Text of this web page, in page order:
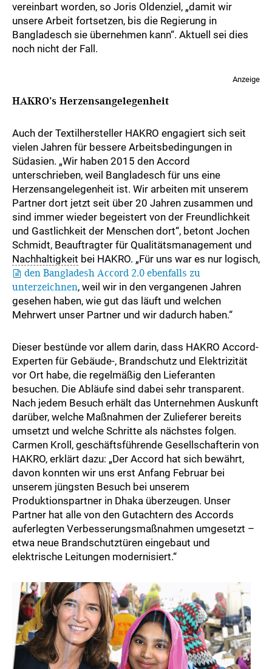
vereinbart worden, so Joris Oldenziel, „damit wir
unsere Arbeit fortsetzen, bis die Regierung in
Bangladesch sie übernehmen kann“. Aktuell sei dies
noch nicht der Fall.
Anzeige
HAKRO’s Herzensangelegenheit
Auch der Textilhersteller HAKRO engagiert sich seit
vielen Jahren für bessere Arbeitsbedingungen in
Südasien. „Wir haben 2015 den Accord
unterschrieben, weil Bangladesch für uns eine
Herzensangelegenheit ist. Wir arbeiten mit unserem
Partner dort jetzt seit über 20 Jahren zusammen und
sind immer wieder begeistert von der Freundlichkeit
und Gastlichkeit der Menschen dort“, betont Jochen
Schmidt, Beauftragter für Qualitätsmanagement und
Nachhaltigkeit bei HAKRO. „Für uns war es nur logisch,
den Bangladesh Accord 2.0 ebenfalls zu
unterzeichnen, weil wir in den vergangenen Jahren
gesehen haben, wie gut das läuft und welchen
Mehrwert unser Partner und wir dadurch haben.“
Dieser bestünde vor allem darin, dass HAKRO Accord-
Experten für Gebäude-, Brandschutz und Elektrizität
vor Ort habe, die regelmäßig den Lieferanten
besuchen. Die Abläufe sind dabei sehr transparent.
Nach jedem Besuch erhält das Unternehmen Auskunft
darüber, welche Maßnahmen der Zulieferer bereits
umsetzt und welche Schritte als nächstes folgen.
Carmen Kroll, geschäftsführende Gesellschafterin von
HAKRO, erklärt dazu: „Der Accord hat sich bewährt,
davon konnten wir uns erst Anfang Februar bei
unserem jüngsten Besuch bei unserem
Produktionspartner in Dhaka überzeugen. Unser
Partner hat alle von den Gutachtern des Accords
auferlegten Verbesserungsmaßnahmen umgesetzt –
etwa neue Brandschutztüren eingebaut und
elektrische Leitungen modernisiert.“